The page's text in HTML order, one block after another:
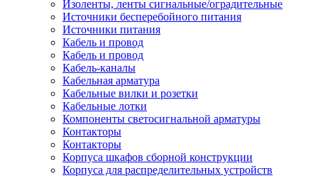
Изоленты, ленты сигнальные/оградительные
Источники бесперебойного питания
Источники питания
Кабель и провод
Кабель и провод
Кабель-каналы
Кабельная арматура
Кабельные вилки и розетки
Кабельные лотки
Компоненты светосигнальной арматуры
Контакторы
Контакторы
Корпуса шкафов сборной конструкции
Корпуса для распределительных устройств